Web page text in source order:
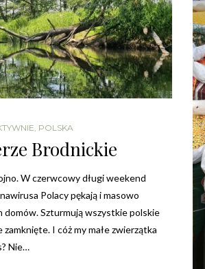
POLSKA
Brodnickie
W czerwcowy długi weekend
Polacy pękają i masowo
domów. Szturmują wszystkie polskie
I cóż my małe zwierzątka
Nie…